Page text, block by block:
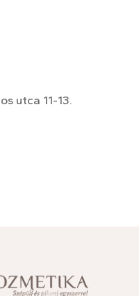
utca 11-13.